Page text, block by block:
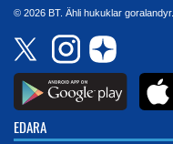
© 2026 BT. Ähli hukuklar goralandyr.
EDARA